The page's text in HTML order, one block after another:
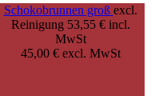
Schokobrunnen groß excl.
Reinigung 53,55 € incl.
MwSt
45,00 € excl. MwSt